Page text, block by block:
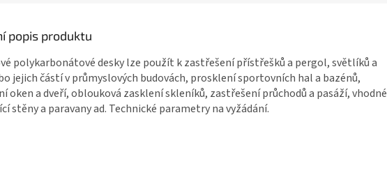
popis produktu
polykarbonátové desky lze použít k zastřešení přístřešků a pergol, světlíků a
jejich částí v průmyslových budovách, prosklení sportovních hal a bazénů,
oken a dveří, oblouková zasklení skleníků, zastřešení průchodů a pasáží, vhodné
stěny a paravany ad. Technické parametry na vyžádání.